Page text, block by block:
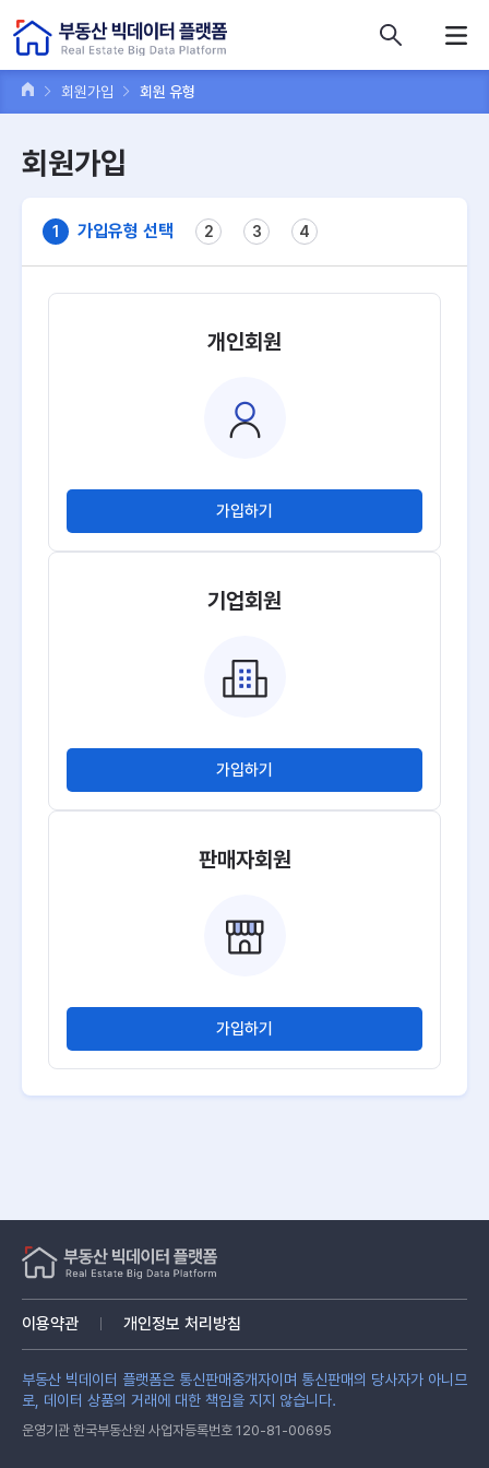
회원가입 회원 유형
회원가입
1 가입유형 선택 2 3 4
개인회원
가입하기
기업회원
가입하기
판매자회원
가입하기
이용약관 개인정보 처리방침
부동산 빅데이터 플랫폼은 통신판매중개자이며 통신판매의 당사자가 아니므
로, 데이터 상품의 거래에 대한 책임을 지지 않습니다.
운영기관 한국부동산원 사업자등록번호 120-81-00695